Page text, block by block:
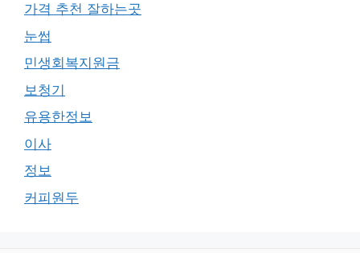
가격 추천 잘하는곳
눈썹
민생회복지원금
보청기
유용한정보
이사
정보
커피원두